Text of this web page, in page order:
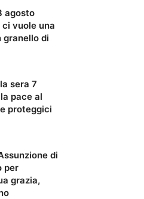
agosto
vuole una
granello di
sera 7
pace al
proteggici
di
per
grazia,